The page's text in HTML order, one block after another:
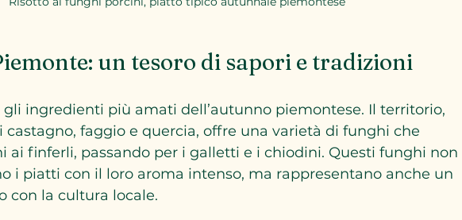
un tesoro di sapori e tradizioni
gli ingredienti più amati dell’autunno piemontese. Il territorio,
castagno, faggio e quercia, offre una varietà di funghi che
ai finferli, passando per i galletti e i chiodini. Questi funghi non
i piatti con il loro aroma intenso, ma rappresentano anche un
con la cultura locale.